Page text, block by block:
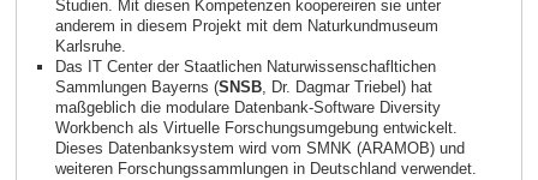
Studien. Mit diesen Kompetenzen koopereiren sie unter
anderem in diesem Projekt mit dem Naturkundmuseum
Karlsruhe.
Das IT Center der Staatlichen Naturwissenschafltichen
Sammlungen Bayerns (SNSB, Dr. Dagmar Triebel) hat
maßgeblich die modulare Datenbank-Software Diversity
Workbench als Virtuelle Forschungsumgebung entwickelt.
Dieses Datenbanksystem wird vom SMNK (ARAMOB) und
weiteren Forschungssammlungen in Deutschland verwendet.